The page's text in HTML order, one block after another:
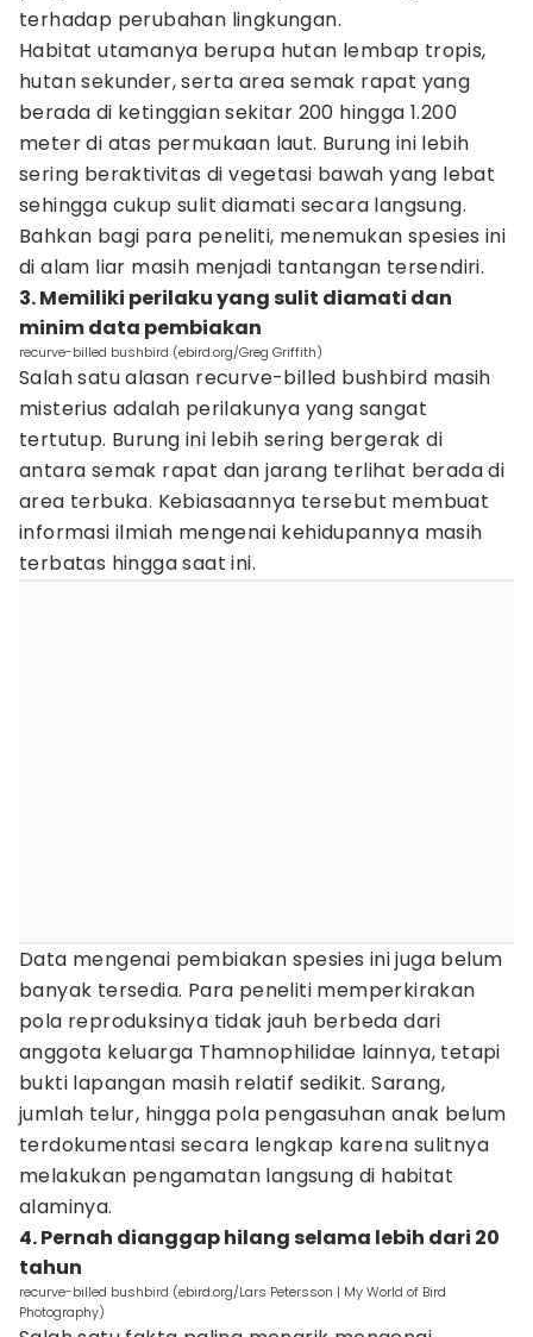
terhadap perubahan lingkungan.
Habitat utamanya berupa hutan lembap tropis,
hutan sekunder, serta area semak rapat yang
berada di ketinggian sekitar 200 hingga 1.200
meter di atas permukaan laut. Burung ini lebih
sering beraktivitas di vegetasi bawah yang lebat
sehingga cukup sulit diamati secara langsung.
Bahkan bagi para peneliti, menemukan spesies ini
di alam liar masih menjadi tantangan tersendiri.
3. Memiliki perilaku yang sulit diamati dan
minim data pembiakan
recurve-billed bushbird (ebird.org/Greg Griffith)
Salah satu alasan recurve-billed bushbird masih
misterius adalah perilakunya yang sangat
tertutup. Burung ini lebih sering bergerak di
antara semak rapat dan jarang terlihat berada di
area terbuka. Kebiasaannya tersebut membuat
informasi ilmiah mengenai kehidupannya masih
terbatas hingga saat ini.
Data mengenai pembiakan spesies ini juga belum
banyak tersedia. Para peneliti memperkirakan
pola reproduksinya tidak jauh berbeda dari
anggota keluarga Thamnophilidae lainnya, tetapi
bukti lapangan masih relatif sedikit. Sarang,
jumlah telur, hingga pola pengasuhan anak belum
terdokumentasi secara lengkap karena sulitnya
melakukan pengamatan langsung di habitat
alaminya.
4. Pernah dianggap hilang selama lebih dari 20
tahun
recurve-billed bushbird (ebird.org/Lars Petersson | My World of Bird
Photography)